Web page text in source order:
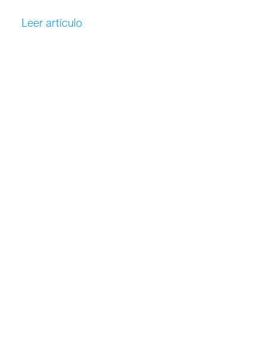
sino también a la población de países
Leer artículo